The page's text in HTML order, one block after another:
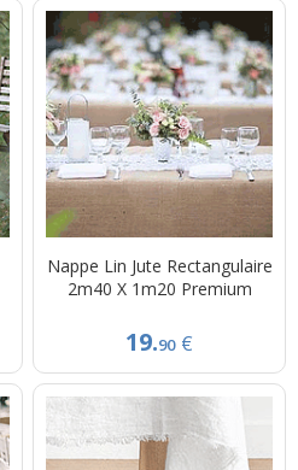
Nappe Lin Jute Rectangulaire
2m40 X 1m20 Premium
19.90 €